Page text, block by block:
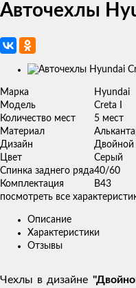
Авточехлы
Изображения
товаров
Марка
Hyundai
Модель
Creta I
Количество мест
5 мест
Материал
Дизайн
Цвет
Серый
Спинка заднего ряда40/60
Комплектация
В43
посмотреть все
Описание
Характеристики
Отзывы
Чехлы в дизайне